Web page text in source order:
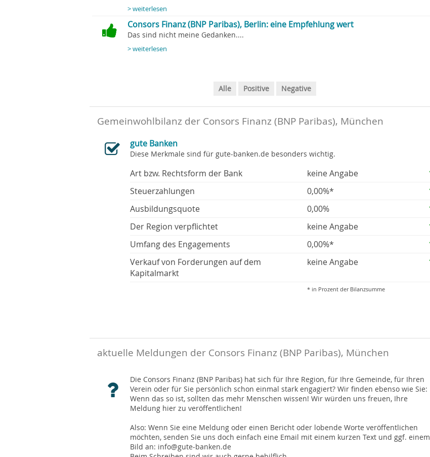
> weiterlesen
Consors Finanz (BNP Paribas), Berlin: eine Empfehlung wert
Das sind nicht meine Gedanken....
> weiterlesen
Alle Positive Negative
Gemeinwohlbilanz der Consors Finanz (BNP Paribas), München
gute Banken
Diese Merkmale sind für gute-banken.de besonders wichtig.
Art bzw. Rechtsform der Bank
keine Angabe
Steuerzahlungen
0,00%*
Ausbildungsquote
0,00%
Der Region verpflichtet
keine Angabe
Umfang des Engagements
0,00%*
Verkauf von Forderungen auf dem
Kapitalmarkt
keine Angabe
* in Prozent der Bilanzsumme
aktuelle Meldungen der Consors Finanz (BNP Paribas), München
Die Consors Finanz (BNP Paribas) hat sich für Ihre Region, für Ihre Gemeinde, für Ihren
Verein oder für Sie persönlich schon einmal stark engagiert? Wir finden ebenso wie Sie:
Wenn das so ist, sollten das mehr Menschen wissen! Wir würden uns freuen, Ihre
Meldung hier zu veröffentlichen!
Also: Wenn Sie eine Meldung oder einen Bericht oder lobende Worte veröffentlichen
möchten, senden Sie uns doch einfach eine Email mit einem kurzen Text und ggf. einem
Bild an: info@gute-banken.de